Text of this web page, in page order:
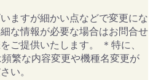
ますが細かい点などで変更にな
な情報が必要な場合はお問合せ
ご提供いたします。 ＊特に、
繁な内容変更や機種名変更が
い。